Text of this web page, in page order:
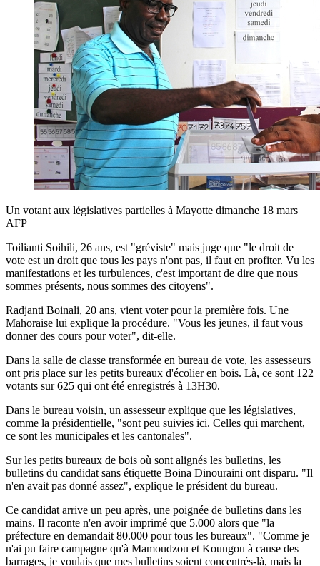
Un votant aux législatives partielles à Mayotte dimanche 18 mars
AFP
Toilianti Soihili, 26 ans, est "gréviste" mais juge que "le droit de
vote est un droit que tous les pays n'ont pas, il faut en profiter. Vu les
manifestations et les turbulences, c'est important de dire que nous
sommes présents, nous sommes des citoyens".
Radjanti Boinali, 20 ans, vient voter pour la première fois. Une
Mahoraise lui explique la procédure. "Vous les jeunes, il faut vous
donner des cours pour voter", dit-elle.
Dans la salle de classe transformée en bureau de vote, les assesseurs
ont pris place sur les petits bureaux d'écolier en bois. Là, ce sont 122
votants sur 625 qui ont été enregistrés à 13H30.
Dans le bureau voisin, un assesseur explique que les législatives,
comme la présidentielle, "sont peu suivies ici. Celles qui marchent,
ce sont les municipales et les cantonales".
Sur les petits bureaux de bois où sont alignés les bulletins, les
bulletins du candidat sans étiquette Boina Dinouraini ont disparu. "Il
n'en avait pas donné assez", explique le président du bureau.
Ce candidat arrive un peu après, une poignée de bulletins dans les
mains. Il raconte n'en avoir imprimé que 5.000 alors que "la
préfecture en demandait 80.000 pour tous les bureaux". "Comme je
n'ai pu faire campagne qu'à Mamoudzou et Koungou à cause des
barrages, je voulais que mes bulletins soient concentrés-là, mais la